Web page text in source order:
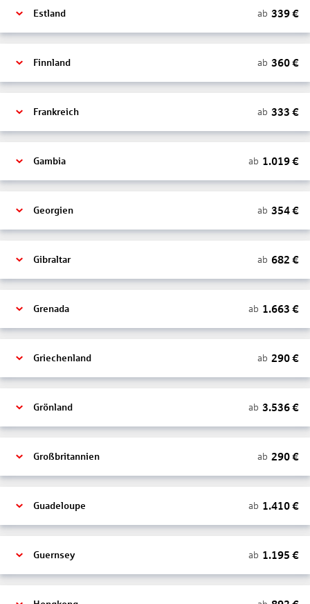
Estland ab 339€
Finnland ab 360€
Frankreich ab 333 €
Gambia ab 1.019€
Georgien ab 354€
Gibraltar ab 682 €
Grenada ab 1.663 €
Griechenland ab 290€
Grönland ab 3.536€
Großbritannien ab 290€
Guadeloupe ab 1.410€
Guernsey ab 1.195 €